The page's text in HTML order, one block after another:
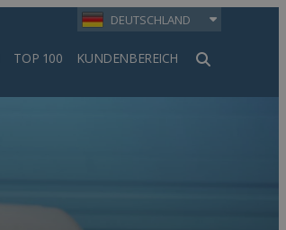
DEUTSCHLAND
TOP 100 KUNDENBEREICH